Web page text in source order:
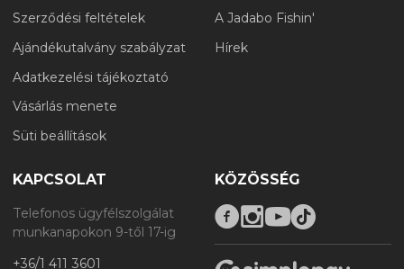
Szerződési feltételek
Ajándékutalvány szabályzat
Adatkezelési tájékoztató
Vásárlás menete
Süti beállítások
A Jadabo Fishin'
Hírek
KAPCSOLAT
Telefonos ügyfélszolgálat
munkanapokon 9-től 17-ig
+36/1 411 3601
KÖZÖSSÉG